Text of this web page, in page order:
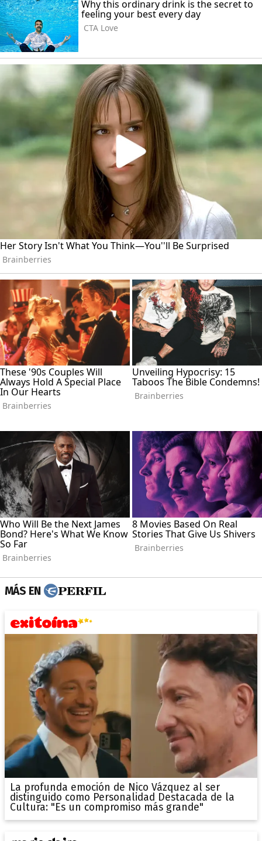
MÁS EN
La profunda emoción de Nico Vázquez al ser
distinguido como Personalidad Destacada de la
Cultura: "Es un compromiso más grande"